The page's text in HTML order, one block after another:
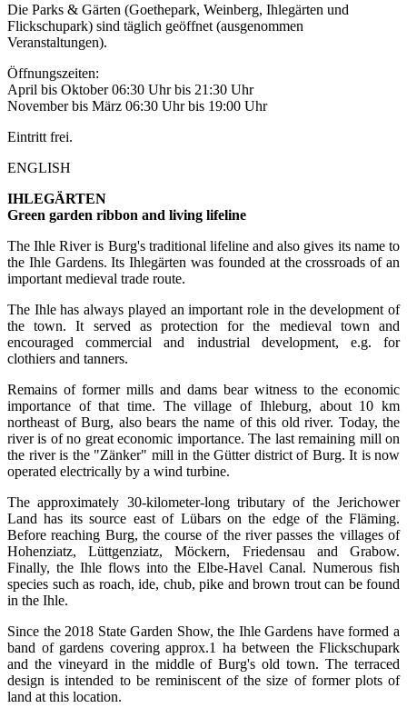
Die Parks & Gärten (Goethepark, Weinberg, Ihlegärten und
Flickschupark) sind täglich geöffnet (ausgenommen
Veranstaltungen).
Öffnungszeiten:
April bis Oktober 06:30 Uhr bis 21:30 Uhr
November bis März 06:30 Uhr bis 19:00 Uhr
Eintritt frei.
ENGLISH
IHLEGÄRTEN
Green garden ribbon and living lifeline
The Ihle River is Burg's traditional lifeline and also gives its name to
the Ihle Gardens. Its Ihlegärten was founded at the crossroads of an
important medieval trade route.
The Ihle has always played an important role in the development of
the town. It served as protection for the medieval town and
encouraged commercial and industrial development, e.g. for
clothiers and tanners.
Remains of former mills and dams bear witness to the economic
importance of that time. The village of Ihleburg, about 10 km
northeast of Burg, also bears the name of this old river. Today, the
river is of no great economic importance. The last remaining mill on
the river is the "Zänker" mill in the Gütter district of Burg. It is now
operated electrically by a wind turbine.
The approximately 30-kilometer-long tributary of the Jerichower
Land has its source east of Lübars on the edge of the Fläming.
Before reaching Burg, the course of the river passes the villages of
Hohenziatz, Lüttgenziatz, Möckern, Friedensau and Grabow.
Finally, the Ihle flows into the Elbe-Havel Canal. Numerous fish
species such as roach, ide, chub, pike and brown trout can be found
in the Ihle.
Since the 2018 State Garden Show, the Ihle Gardens have formed a
band of gardens covering approx.1 ha between the Flickschupark
and the vineyard in the middle of Burg's old town. The terraced
design is intended to be reminiscent of the size of former plots of
land at this location.